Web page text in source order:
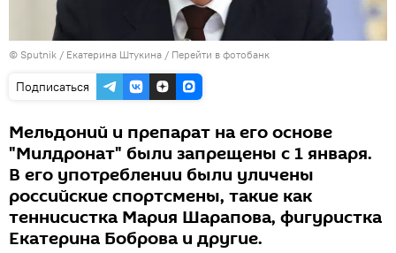
© Sputnik / Екатерина Штукина / Перейти в фотобанк
Подписаться
Мельдоний и препарат на его основе
"Милдронат" были запрещены с 1 января.
В его употреблении были уличены
российские спортсмены, такие как
теннисистка Мария Шарапова, фигуристка
Екатерина Боброва и другие.